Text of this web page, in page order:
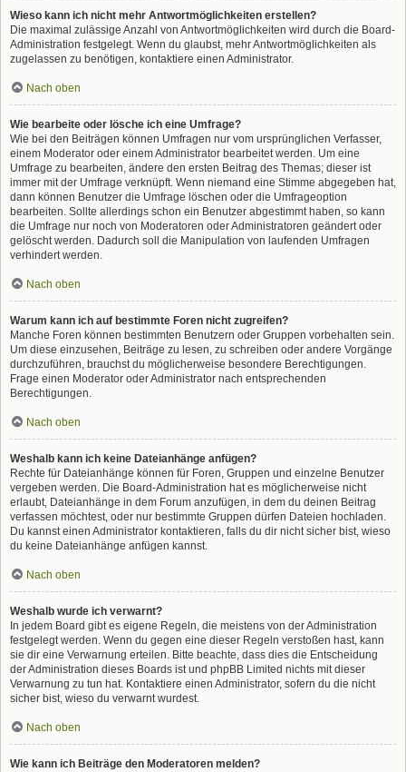
Wieso kann ich nicht mehr Antwortmöglichkeiten erstellen?
Die maximal zulässige Anzahl von Antwortmöglichkeiten wird durch die Board-
Administration festgelegt. Wenn du glaubst, mehr Antwortmöglichkeiten als
zugelassen zu benötigen, kontaktiere einen Administrator.
Nach oben
Wie bearbeite oder lösche ich eine Umfrage?
Wie bei den Beiträgen können Umfragen nur vom ursprünglichen Verfasser,
einem Moderator oder einem Administrator bearbeitet werden. Um eine
Umfrage zu bearbeiten, ändere den ersten Beitrag des Themas; dieser ist
immer mit der Umfrage verknüpft. Wenn niemand eine Stimme abgegeben hat,
dann können Benutzer die Umfrage löschen oder die Umfrageoption
bearbeiten. Sollte allerdings schon ein Benutzer abgestimmt haben, so kann
die Umfrage nur noch von Moderatoren oder Administratoren geändert oder
gelöscht werden. Dadurch soll die Manipulation von laufenden Umfragen
verhindert werden.
Nach oben
Warum kann ich auf bestimmte Foren nicht zugreifen?
Manche Foren können bestimmten Benutzern oder Gruppen vorbehalten sein.
Um diese einzusehen, Beiträge zu lesen, zu schreiben oder andere Vorgänge
durchzuführen, brauchst du möglicherweise besondere Berechtigungen.
Frage einen Moderator oder Administrator nach entsprechenden
Berechtigungen.
Nach oben
Weshalb kann ich keine Dateianhänge anfügen?
Rechte für Dateianhänge können für Foren, Gruppen und einzelne Benutzer
vergeben werden. Die Board-Administration hat es möglicherweise nicht
erlaubt, Dateianhänge in dem Forum anzufügen, in dem du deinen Beitrag
verfassen möchtest, oder nur bestimmte Gruppen dürfen Dateien hochladen.
Du kannst einen Administrator kontaktieren, falls du dir nicht sicher bist, wieso
du keine Dateianhänge anfügen kannst.
Nach oben
Weshalb wurde ich verwarnt?
In jedem Board gibt es eigene Regeln, die meistens von der Administration
festgelegt werden. Wenn du gegen eine dieser Regeln verstoßen hast, kann
sie dir eine Verwarnung erteilen. Bitte beachte, dass dies die Entscheidung
der Administration dieses Boards ist und phpBB Limited nichts mit dieser
Verwarnung zu tun hat. Kontaktiere einen Administrator, sofern du die nicht
sicher bist, wieso du verwarnt wurdest.
Nach oben
Wie kann ich Beiträge den Moderatoren melden?